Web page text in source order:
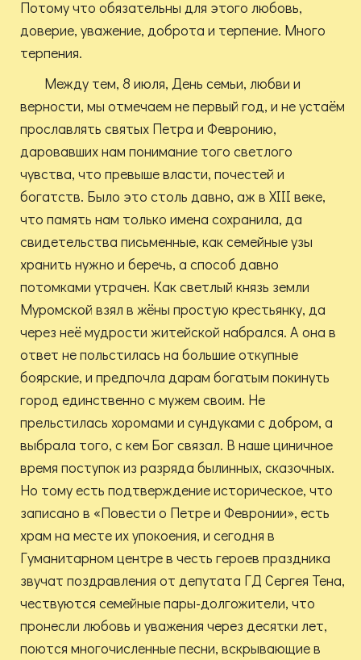
Потому что обязательны для этого любовь,
доверие, уважение, доброта и терпение. Много
терпения.
Между тем, 8 июля, День семьи, любви и
верности, мы отмечаем не первый год, и не устаём
прославлять святых Петра и Февронию,
даровавших нам понимание того светлого
чувства, что превыше власти, почестей и
богатств. Было это столь давно, аж в XIII веке,
что память нам только имена сохранила, да
свидетельства письменные, как семейные узы
хранить нужно и беречь, а способ давно
потомками утрачен. Как светлый князь земли
Муромской взял в жёны простую крестьянку, да
через неё мудрости житейской набрался. А она в
ответ не польстилась на большие откупные
боярские, и предпочла дарам богатым покинуть
город единственно с мужем своим. Не
прельстилась хоромами и сундуками с добром, а
выбрала того, с кем Бог связал. В наше циничное
время поступок из разряда былинных, сказочных.
Но тому есть подтверждение историческое, что
записано в «Повести о Петре и Февронии», есть
храм на месте их упокоения, и сегодня в
Гуманитарном центре в честь героев праздника
звучат поздравления от депутата ГД Сергея Тена,
чествуются семейные пары-долгожители, что
пронесли любовь и уважения через десятки лет,
поются многочисленные песни, вскрывающие в